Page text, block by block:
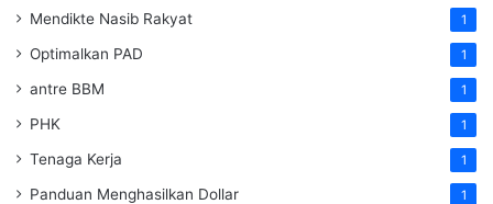
Mendikte Nasib Rakyat 1
Optimalkan PAD 1
antre BBM 1
PHK 1
Tenaga Kerja 1
Panduan Menghasilkan Dollar 1